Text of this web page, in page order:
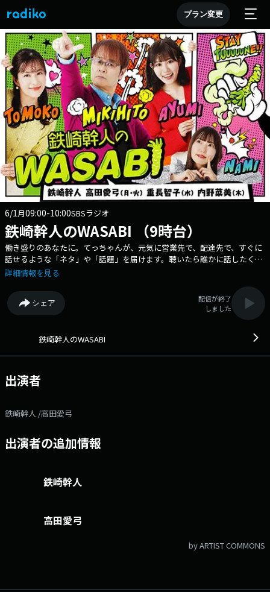
プラン変更
6/1月09:00-10:00SBSラジオ
鉄崎幹人のWASABI （9時台）
働き盛りのあなたに。てっちゃんが、元気に営業先で、配達先で、すぐに
話せるような「ネタ」や「話題」を届けます。聴いたら誰かに話したくな
る、話さずにはいられない！お昼は少しゆったりと、音楽＆トークを楽し
詳細情報を見る
シェア
配信が終了
しました
鉄崎幹人のWASABI
出演者
鉄崎幹人 /高田愛弓
出演者の追加情報
鉄崎幹人
高田愛弓
by ARTIST COMMONS